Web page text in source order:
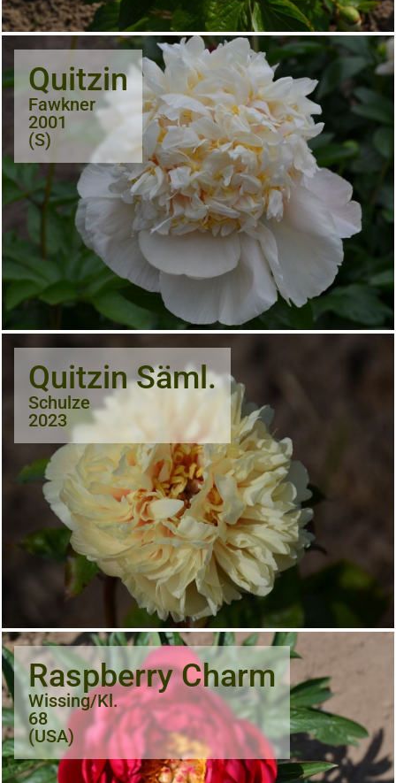
Quitzin
Fawkner
2001
(S)
Quitzin Säml.
Schulze
2023
Raspberry Charm
Wissing/Kl.
68
(USA)